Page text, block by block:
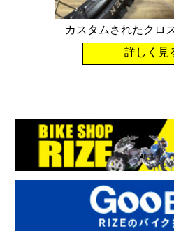
カスタムされたクロ
詳しく見